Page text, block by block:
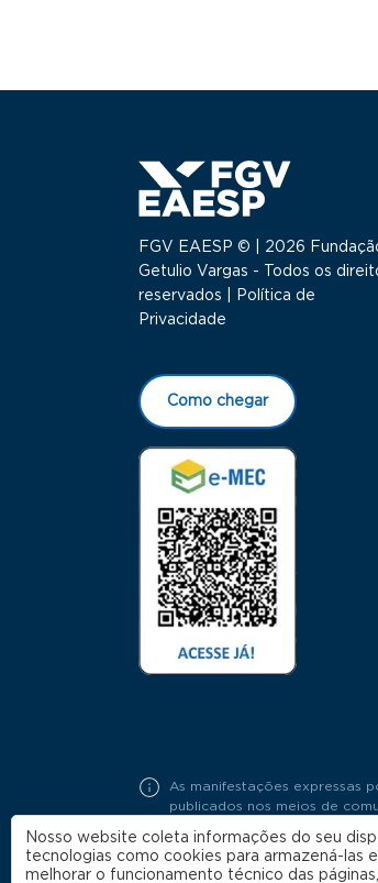
FGV EAESP © | 2026
Getulio Vargas - Todos os
reservados |
Política de
Privacidade
Como chegar
As manifestações expressas
publicados nos meios de
Nosso website coleta informações do seu
tecnologias como cookies para armazená-las
melhorar o funcionamento técnico das